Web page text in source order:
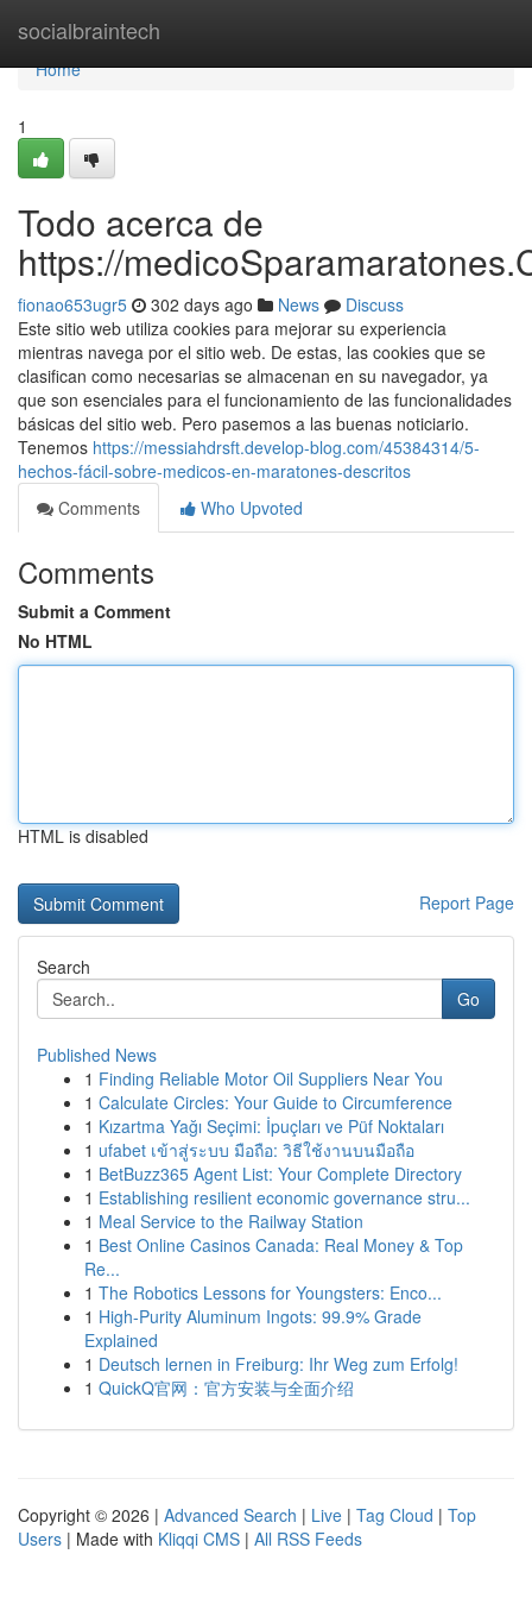
socialbraintech
Home
Home
1
Todo acerca de
https://
fionao653ugr5 302 days ago News
Discuss
Este sitio web utiliza cookies para mejorar su experiencia
mientras navega por el sitio web. De estas, las cookies que se
clasifican como necesarias se almacenan en su navegador, ya
que son esenciales para el funcionamiento de las funcionalidades
básicas del sitio web. Pero pasemos a las buenas noticiario.
Tenemos https://messiahdrsft.develop-blog.com/45384314/5-
hechos-fácil-sobre-medicos-en-maratones-descritos
Comments
Who Upvoted
Comments
Submit a Comment
No HTML
HTML is disabled
Report Page
Search
Go
Published News
1 Finding Reliable Motor Oil Suppliers Near You
1 Calculate Circles: Your Guide to Circumference
1 Kızartma Yağı Seçimi: İpuçları ve Püf Noktaları
1 ufabet เข้าสู่ระบบ มือถือ: วิธีใช้งานบนมือถือ
1 BetBuzz365 Agent List: Your Complete Directory
1 Establishing resilient economic governance stru...
1 Meal Service to the Railway Station
1 Best Online Casinos Canada: Real Money & Top
Re...
1 The Robotics Lessons for Youngsters: Enco...
1 High-Purity Aluminum Ingots: 99.9% Grade
Explained
1 Deutsch lernen in Freiburg: Ihr Weg zum Erfolg!
1 QuickQ官网：官方安装与全面介绍
Copyright © 2026 | Advanced Search | Live | Tag Cloud | Top
Users | Made with Kliqqi CMS | All RSS Feeds